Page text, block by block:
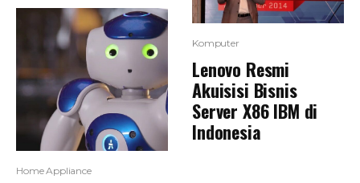
Home Appliance
Komputer
Lenovo Resmi
Akuisisi Bisnis
Server X86 IBM di
Indonesia